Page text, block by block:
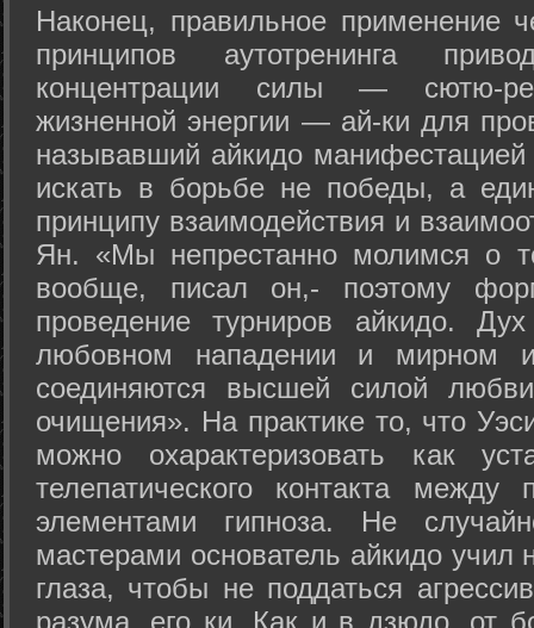
Наконец, правильное применение
принципов аутотренинга
концентрации силы — сютю-
жизненной энергии — ай-ки для
называвший айкидо
искать в борьбе не победы, а
принципу взаимодействия и
Ян. «Мы непрестанно молимся о
вообще, писал он,- поэтому
проведение турниров айкидо.
любовном нападении и мирном
соединяются высшей силой
очищения». На практике то, что
можно охарактеризовать как
телепатического контакта между
элементами гипноза. Не
мастерами основатель айкидо учил
глаза, чтобы не поддаться
разума, его ки. Как и в дзюдо, от